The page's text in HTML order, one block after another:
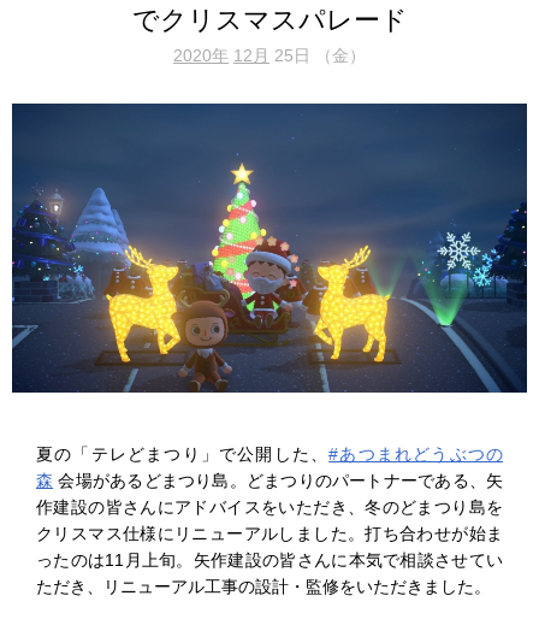
でクリスマスパレード
2020年 12月 25日 （金）
夏の「テレどまつり」で公開した、#あつまれどうぶつの
森 会場があるどまつり島。どまつりのパートナーである、矢
作建設の皆さんにアドバイスをいただき、冬のどまつり島を
クリスマス仕様にリニューアルしました。打ち合わせが始ま
ったのは11月上旬。矢作建設の皆さんに本気で相談させてい
ただき、リニューアル工事の設計・監修をいただきました。